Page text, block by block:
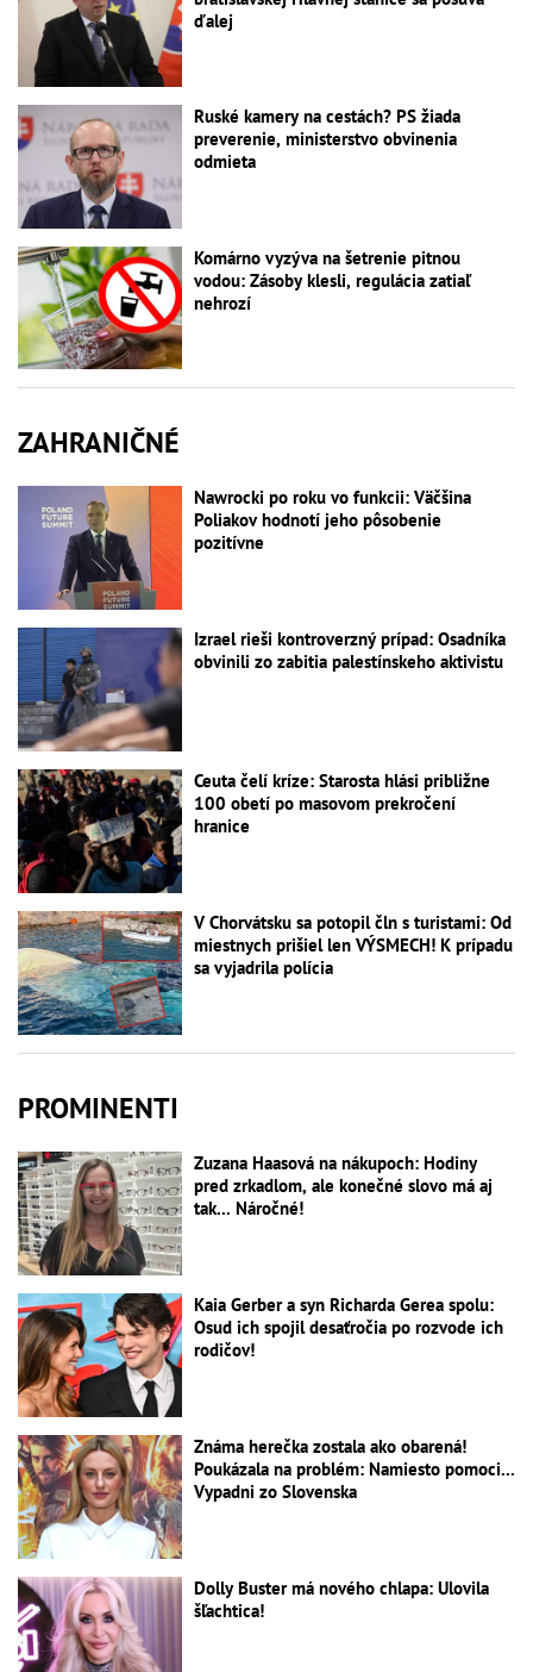
ďalej
Ruské kamery na cestách? PS žiada
preverenie, ministerstvo obvinenia
odmieta
Komárno vyzýva na šetrenie pitnou
vodou: Zásoby klesli, regulácia zatiaľ
nehrozí
ZAHRANIČNÉ
Nawrocki po roku vo funkcii: Väčšina
Poliakov hodnotí jeho pôsobenie
pozitívne
Izrael rieši kontroverzný prípad: Osadníka
obvinili zo zabitia palestínskeho aktivistu
Ceuta čelí kríze: Starosta hlási približne
100 obetí po masovom prekročení
hranice
V Chorvátsku sa potopil čln s turistami: Od
miestnych prišiel len VÝSMECH! K prípadu
sa vyjadrila polícia
PROMINENTI
Zuzana Haasová na nákupoch: Hodiny
pred zrkadlom, ale konečné slovo má aj
tak... Náročné!
Kaia Gerber a syn Richarda Gerea spolu:
Osud ich spojil desaťročia po rozvode ich
rodičov!
Známa herečka zostala ako obarená!
Poukázala na problém: Namiesto pomoci...
Vypadni zo Slovenska
Dolly Buster má nového chlapa: Ulovila
šľachtica!